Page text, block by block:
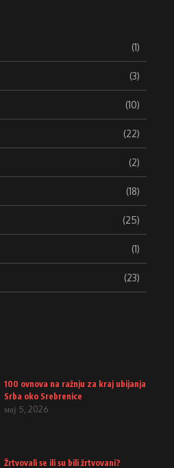
(1)
(3)
(10)
(22)
(2)
(18)
(25)
(1)
(23)
100 ovnova na ražnju za kraj ubijanja
Srba oko Srebrenice
мај 5, 2026
Žrtvovali se ili su bili žrtvovani?